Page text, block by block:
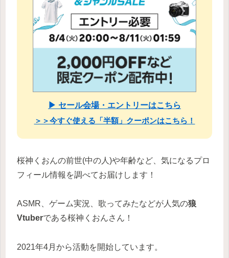
▶ セール会場・エントリーはこちら
＞＞今すぐ使える「半額」クーポンはこちら！
桜神くおんの前世(中の人)や年齢など、気になるプロ
フィール情報を調べてお届けします！
ASMR、ゲーム実況、歌ってみたなどが人気の狼
Vtuberである桜神くおんさん！
2021年4月から活動を開始しています。